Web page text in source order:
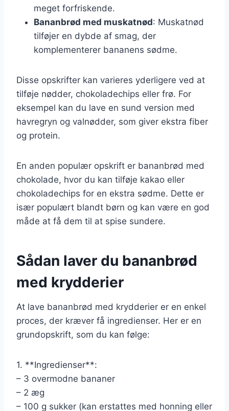
meget forfriskende.
Bananbrød med muskatnød: Muskatnød
tilføjer en dybde af smag, der
komplementerer bananens sødme.
Disse opskrifter kan varieres yderligere ved at
tilføje nødder, chokoladechips eller frø. For
eksempel kan du lave en sund version med
havregryn og valnødder, som giver ekstra fiber
og protein.
En anden populær opskrift er bananbrød med
chokolade, hvor du kan tilføje kakao eller
chokoladechips for en ekstra sødme. Dette er
især populært blandt børn og kan være en god
måde at få dem til at spise sundere.
Sådan laver du bananbrød
med krydderier
At lave bananbrød med krydderier er en enkel
proces, der kræver få ingredienser. Her er en
grundopskrift, som du kan følge:
1. **Ingredienser**:
– 3 overmodne bananer
– 2 æg
– 100 g sukker (kan erstattes med honning eller